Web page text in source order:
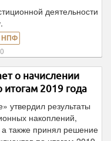
деятельности
НПФ
о начислении
2019 года
утвердил результаты
накоплений,
также принял решение